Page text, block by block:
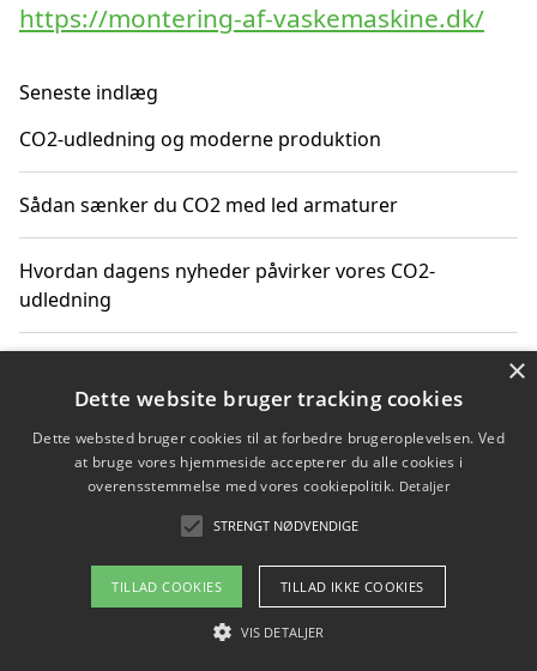
https://montering-af-vaskemaskine.dk/
Seneste indlæg
CO2-udledning og moderne produktion
Sådan sænker du CO2 med led armaturer
Hvordan dagens nyheder påvirker vores CO2-
udledning
CO2-aftryk
Hvordan nyheder om CO2-udledning påvirker vores
hverdag
Copyright 2026 - Pilanto Aps
Om / kontakt
Blog Betingelser
×
Dette website bruger tracking cookies
Dette websted bruger cookies til at forbedre brugeroplevelsen. Ved
at bruge vores hjemmeside accepterer du alle cookies i
overensstemmelse med vores cookiepolitik. Detaljer
STRENGT NØDVENDIGE
TILLAD COOKIES TILLAD IKKE COOKIES
VIS DETALJER